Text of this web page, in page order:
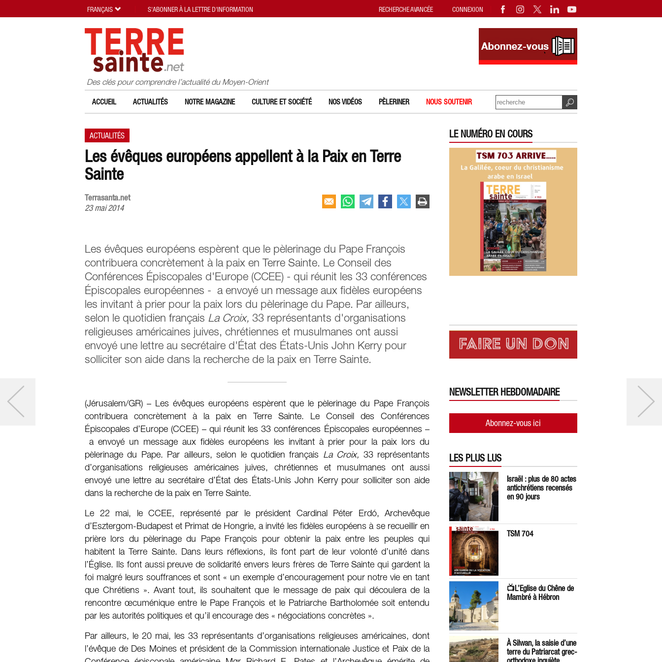
Des clés pour comprendre l’actualité du Moyen-Orient
ACCUEIL ACTUALITÉS NOTRE MAGAZINE CULTURE ET SOCIÉTÉ NOS VIDÉOS PÈLERINER NOUS SOUTENIR
ACTUALITÉS
Les évêques européens appellent à la Paix en Terre
Sainte
Terrasanta.net
23 mai 2014
Les évêques européens espèrent que le pèlerinage du Pape François
contribuera concrètement à la paix en Terre Sainte. Le Conseil des
Conférences Épiscopales d'Europe (CCEE) - qui réunit les 33 conférences
Épiscopales européennes - a envoyé un message aux fidèles européens
les invitant à prier pour la paix lors du pèlerinage du Pape. Par ailleurs,
selon le quotidien français La Croix, 33 représentants d'organisations
religieuses américaines juives, chrétiennes et musulmanes ont aussi
envoyé une lettre au secrétaire d'État des États-Unis John Kerry pour
solliciter son aide dans la recherche de la paix en Terre Sainte.
(Jérusalem/GR) – Les évêques européens espèrent que le pèlerinage du Pape François
contribuera concrètement à la paix en Terre Sainte. Le Conseil des Conférences
Épiscopales d’Europe (CCEE) – qui réunit les 33 conférences Épiscopales européennes –
a envoyé un message aux fidèles européens les invitant à prier pour la paix lors du
pèlerinage du Pape. Par ailleurs, selon le quotidien français La Croix, 33 représentants
d’organisations religieuses américaines juives, chrétiennes et musulmanes ont aussi
envoyé une lettre au secrétaire d’État des États-Unis John Kerry pour solliciter son aide
dans la recherche de la paix en Terre Sainte.
Le 22 mai, le CCEE, représenté par le président Cardinal Péter Erdó, Archevêque
d’Esztergom-Budapest et Primat de Hongrie, a invité les fidèles européens à se recueillir en
prière lors du pèlerinage du Pape François pour obtenir la paix entre les peuples qui
habitent la Terre Sainte. Dans leurs réflexions, ils font part de leur volonté d’unité dans
l’Église. Ils font aussi preuve de solidarité envers leurs frères de Terre Sainte qui gardent la
foi malgré leurs souffrances et sont « un exemple d’encouragement pour notre vie en tant
que Chrétiens ». Avant tout, ils souhaitent que le message de paix qui découlera de la
rencontre œcuménique entre le Pape François et le Patriarche Bartholomée soit entendu
par les autorités politiques et qu’il encourage des « négociations concrètes ».
Par ailleurs, le 20 mai, les 33 représentants d’organisations religieuses américaines, dont
l’évêque de Des Moines et président de la Commission internationale Justice et Paix de la
LE NUMÉRO EN COURS
NEWSLETTER HEBDOMADAIRE
Abonnez-vous ici
LES PLUS LUS
Israël : plus de 80 actes
antichrétiens recensés
en 90 jours
TSM 704
📺L’Eglise du Chêne de
Mambré à Hébron
À Silwan, la saisie d’une
terre du Patriarcat grec-
RECHERCHE AVANCÉE CONNEXION
FRANÇAIS S'ABONNER À LA LETTRE D'INFORMATION